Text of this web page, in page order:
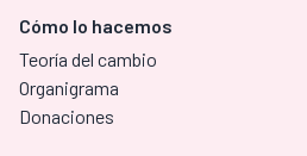
Cómo lo hacemos
Teoría del cambio
Organigrama
Donaciones